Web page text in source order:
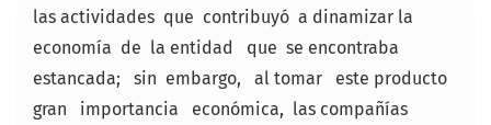
las actividades que contribuyó a dinamizar la
economía de la entidad que se encontraba
estancada; sin embargo, al tomar este producto
gran importancia económica, las compañías